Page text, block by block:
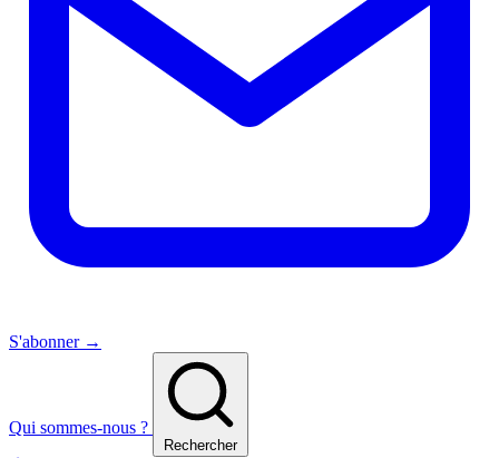
S'abonner →
Qui sommes-nous ?
Rechercher